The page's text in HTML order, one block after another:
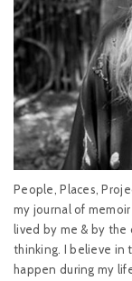
People, Places,
my journal of
lived by me & by the
thinking. I believe in
happen during my